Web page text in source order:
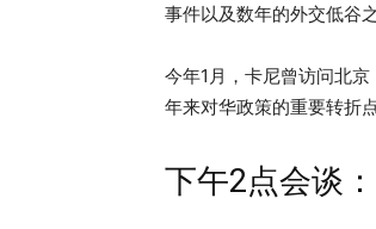
事件以及数年的外交低谷
今年1月，卡尼曾访问北
年来对华政策的重要转折点
下午2点会谈